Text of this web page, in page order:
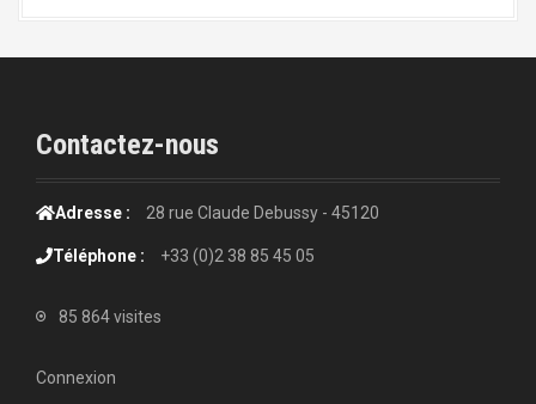
Contactez-nous
Adresse : 28 rue Claude Debussy - 45120
Téléphone : +33 (0)2 38 85 45 05
85 864 visites
Connexion